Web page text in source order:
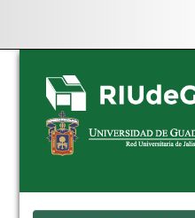
Skip
navigation